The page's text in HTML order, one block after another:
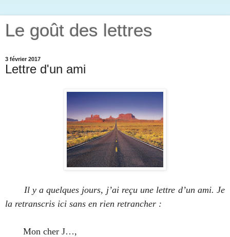
Le goût des lettres
3 février 2017
Lettre d'un ami
Il y a quelques jours, j’ai reçu une lettre d’un ami. Je
la retranscris ici sans en rien retrancher :
Mon cher J…,